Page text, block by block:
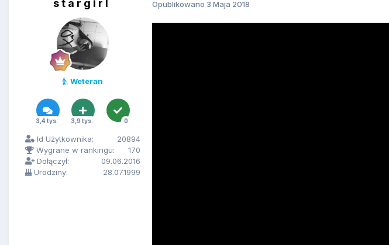
s t a r g i r l
Weteran
3,4 tys. 3,9 tys. 0
Id Użytkownika:
20894
Wygrane w rankingu:
170
Dołączył:
09.06.2016
Urodziny:
28.07.1999
Opublikowano 3 Maja 2018